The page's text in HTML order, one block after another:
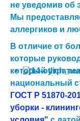
не уведомив об
Мы
аллергиков и
В отличие от
которые
который
национальный
ГОСТ Р 51870-
уборки -